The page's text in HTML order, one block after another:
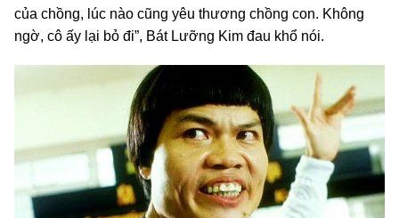
của chồng, lúc nào cũng yêu thương chồng con. Không
ngờ, cô ấy lại bỏ đi”, Bát Lưỡng Kim đau khổ nói.